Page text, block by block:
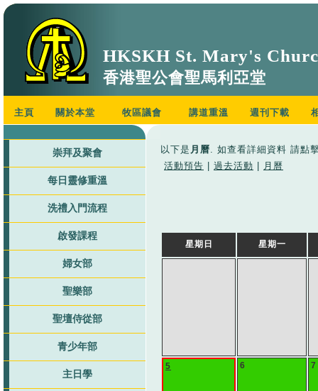
HKSKH St. Mary's
香港聖公會聖馬利亞堂
主頁 關於本堂 牧區議會 講道重溫 週刊下載
崇拜及聚會
每日靈修重溫
洗禮入門流程
啟發課程
婦女部
聖樂部
聖壇侍從部
青少年部
主日學
以下是 月曆. 如查看詳細資料 請點
活動預告
過去活動 月曆
星期日 星期一
5 6 7